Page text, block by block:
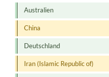
Australien
China
Deutschland
Iran (Islamic Republic of)